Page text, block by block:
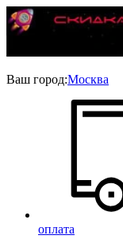
Ваш город:Москва
оплата